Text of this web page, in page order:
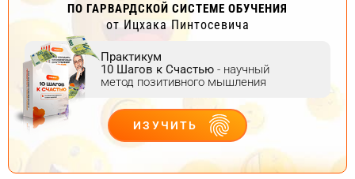
ПО ГАРВАРДСКОЙ СИСТЕМЕ ОБУЧЕНИЯ
от Ицхака Пинтосевича
Практикум
10 Шагов к Счастью - научный
метод позитивного мышления
ИЗУЧИТЬ